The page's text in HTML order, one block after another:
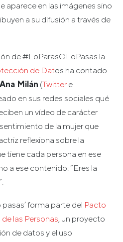
aparece en las imágenes sino
a su difusión a través de
de #LoParasOLoPasas la
de Datos ha contado
Milán (Twitter e
en sus redes sociales qué
un vídeo de carácter
de la mujer que
reflexiona sobre la
tiene cada persona en ese
a ese contenido: “Eres la
pasas’ forma parte del Pacto
las Personas, un proyecto
de datos y el uso